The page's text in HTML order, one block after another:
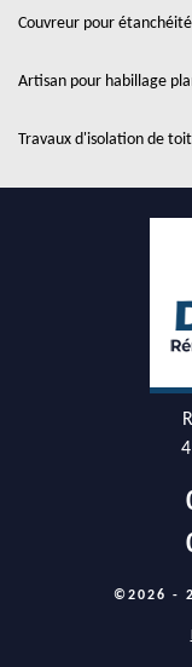
Couvreur pour
Artisan pour habillage
Travaux d'isolation de
©2026 -